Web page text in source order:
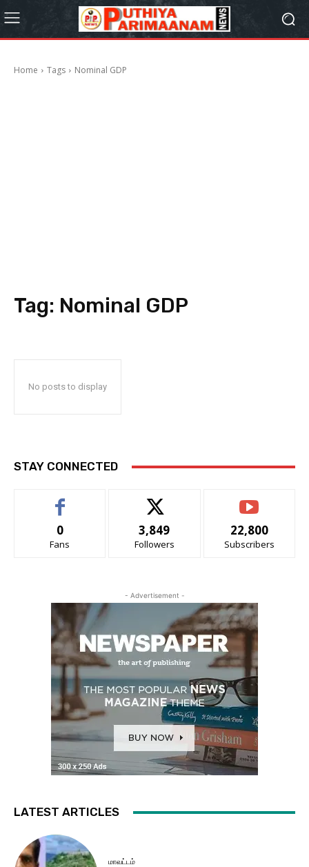
Home Tags Nominal GDP
Tag: Nominal GDP
No posts to display
STAY CONNECTED
0
Fans
3,849
Followers
22,800
Subscribers
- Advertisement -
LATEST ARTICLES
மாவட்டம்